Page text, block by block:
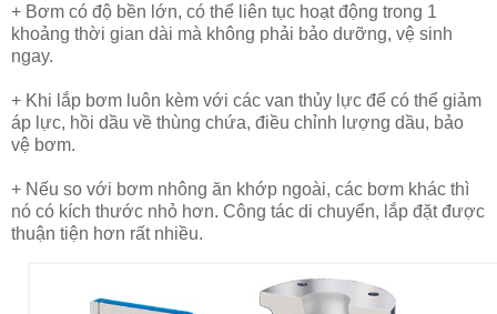
+ Bơm có độ bền lớn, có thể liên tục hoạt động trong 1
khoảng thời gian dài mà không phải bảo dưỡng, vệ sinh
ngay.
+ Khi lắp bơm luôn kèm với các van thủy lực để có thể giảm
áp lực, hồi dầu về thùng chứa, điều chỉnh lượng dầu, bảo
vệ bơm.
+ Nếu so với bơm nhông ăn khớp ngoài, các bơm khác thì
nó có kích thước nhỏ hơn. Công tác di chuyển, lắp đặt được
thuận tiện hơn rất nhiều.